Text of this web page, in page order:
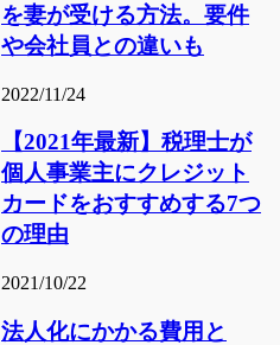
を妻が受ける方法。要件
や会社員との違いも
2022/11/24
【2021年最新】税理士が
個人事業主にクレジット
カードをおすすめする7つ
の理由
2021/10/22
法人化にかかる費用と